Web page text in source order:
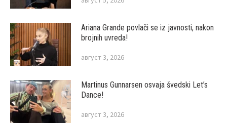
Ariana Grande povlači se iz javnosti, nakon
brojnih uvreda!
август 3, 2026
Martinus Gunnarsen osvaja švedski Let’s
Dance!
август 3, 2026